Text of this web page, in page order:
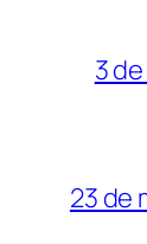
3
23 de